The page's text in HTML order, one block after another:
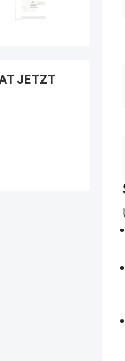
JETZT